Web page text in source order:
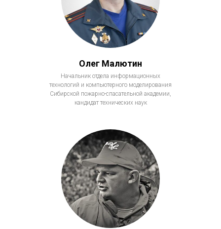
Олег Малютин
Начальник отдела информационных
технологий и компьютерного моделирования
Сибирской пожарно-спасательной академии,
кандидат технических наук